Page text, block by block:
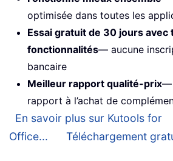
optimisée dans toutes les
Essai gratuit de 30 jours avec
fonctionnalités— aucune
bancaire
Meilleur rapport qualité-prix—
rapport à l’achat de
En savoir plus sur Kutools for
Office...
Téléchargement